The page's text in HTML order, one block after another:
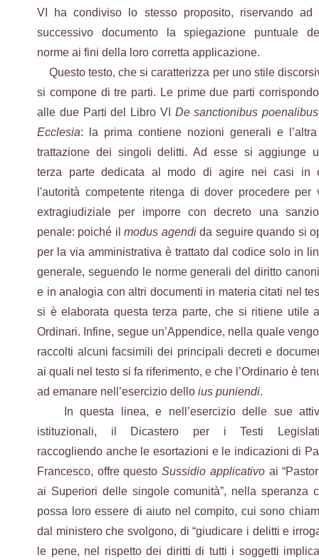
VI ha condiviso lo stesso proposito, riservando ad
successivo documento la spiegazione puntuale
norme ai fini della loro corretta applicazione.
Questo testo, che si caratterizza per uno stile
si compone di tre parti. Le prime due parti
alle due Parti del Libro VI De sanctionibus
Ecclesia: la prima contiene nozioni generali e
trattazione dei singoli delitti. Ad esse si aggiunge
terza parte dedicata al modo di agire nei casi in
l'autorità competente ritenga di dover procedere per
extragiudiziale per imporre con decreto una
penale: poiché ilmodus agendida seguire quando si
per la via amministrativa è trattato dal codice solo in
generale, seguendo le norme generali del diritto
e in analogia con altri documenti in materia citati nel
si è elaborata questa terza parte, che si ritiene utile
Ordinari. Infine, segue un’Appendice, nella quale
raccolti alcuni facsimili dei principali decreti e
ai quali nel testo si fa riferimento, e che l’Ordinario è
ad emanare nell’esercizio dello ius puniendi.
In questa linea, e nell’esercizio delle sue
istituzionali, il Dicastero per i Testi
raccogliendo anche le esortazioni e le indicazioni di
Francesco, offre questoSussidio applicativoai
ai Superiori delle singole comunità”, nella speranza
possa loro essere di aiuto nel compito, cui sono
dal ministero che svolgono, di “giudicare i delitti e
le pene, nel rispetto dei diritti di tutti i soggetti